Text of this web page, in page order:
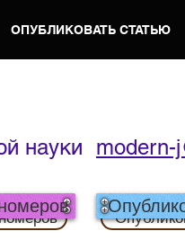
ОПУБЛИКОВАТЬ СТАТЬЮ
науки modern-